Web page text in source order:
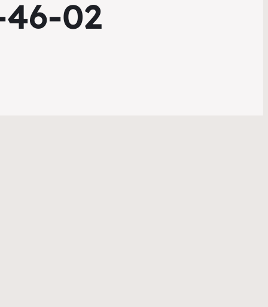
02